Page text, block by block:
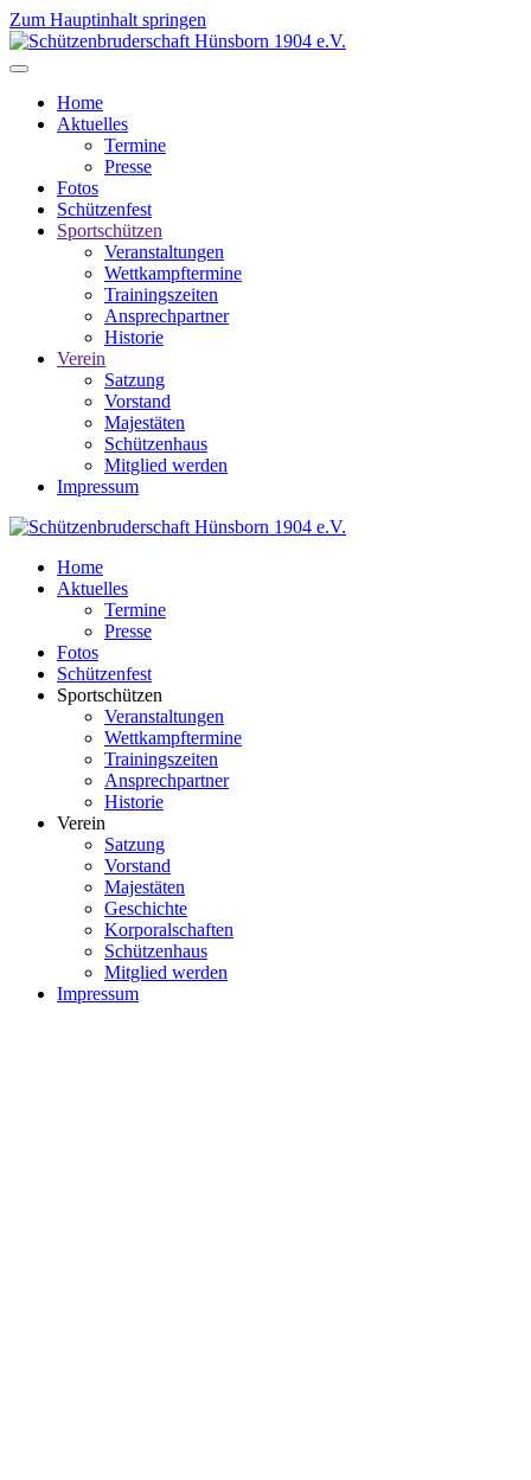
Zum Hauptinhalt springen
Home
Aktuelles
Termine
Presse
Fotos
Schützenfest
Sportschützen
Veranstaltungen
Wettkampftermine
Trainingszeiten
Ansprechpartner
Historie
Verein
Satzung
Vorstand
Majestäten
Schützenhaus
Mitglied werden
Impressum
Home
Aktuelles
Termine
Presse
Fotos
Schützenfest
Sportschützen
Veranstaltungen
Wettkampftermine
Trainingszeiten
Ansprechpartner
Historie
Verein
Satzung
Vorstand
Majestäten
Geschichte
Korporalschaften
Schützenhaus
Mitglied werden
Impressum